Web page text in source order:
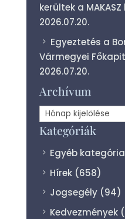
kerültek a
2026.07.20.
Egyeztetés a
Vármegyei
2026.07.20.
Archívum
Archívum
Kategóriák
Egyéb kategória
Hírek (658)
Jogsegély (94)
Kedvezmények